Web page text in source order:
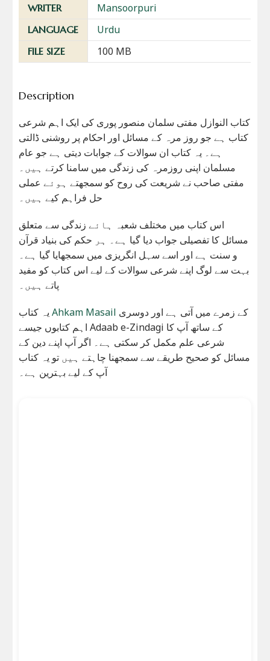
WRITER
Mansoorpuri
LANGUAGE Urdu
FILE SIZE 100 MB
Description
کتاب النوازل مفتی سلمان منصور پوری کی ایک اہم شرعی
کتاب ہے جو روز مرہ کے مسائل اور احکام پر روشنی ڈالتی
ہے۔ یہ کتاب ان سوالات کے جوابات دیتی ہے جو عام
مسلمان اپنی روزمرہ کی زندگی میں سامنا کرتے ہیں۔
مفتی صاحب نے شریعت کی روح کو سمجھتے ہوئے عملی
حل فراہم کیے ہیں۔
اس کتاب میں مختلف شعبہ ہائے زندگی سے متعلق
مسائل کا تفصیلی جواب دیا گیا ہے۔ ہر حکم کی بنیاد قرآن
و سنت ہے اور اسے سہل انگریزی میں سمجھایا گیا ہے۔
بہت سے لوگ اپنے شرعی سوالات کے لیے اس کتاب کو مفید
پاتے ہیں۔
یہ کتابAhkam Masail
اہم کتابوں جیسے Adaab e-Zindagi کے ساتھ آپ کا
شرعی علم مکمل کر سکتی ہے۔ اگر آپ اپنے دین کے
مسائل کو صحیح طریقے سے سمجھنا چاہتے ہیں تو یہ کتاب
آپ کے لیے بہترین ہے۔